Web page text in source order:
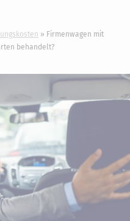
Firmenwagen mit
behandelt?